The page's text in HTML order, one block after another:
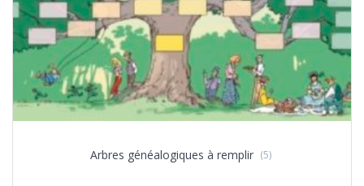
Arbres généalogiques à remplir (5)